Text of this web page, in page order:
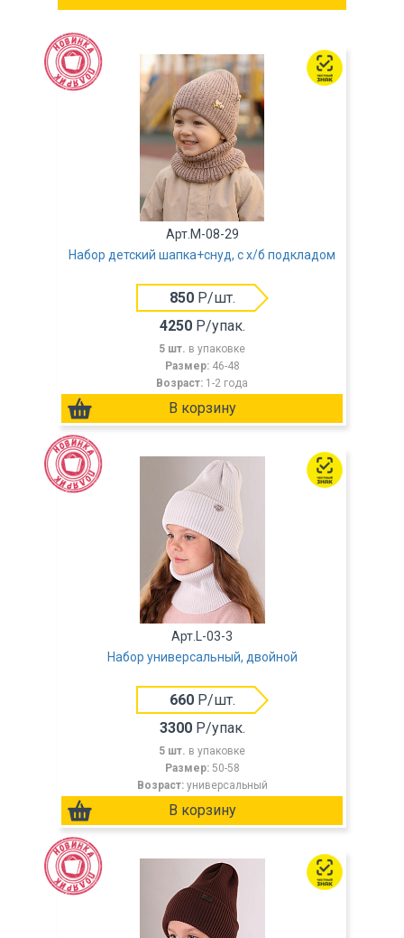
Арт.M-08-29
Набор детский шапка+снуд, с х/б подкладом
850Р/шт.
4250Р/упак.
5 шт. в упаковке
Размер: 46-48
Возраст: 1-2 года
Арт.L-03-3
Набор универсальный, двойной
660Р/шт.
3300Р/упак.
5 шт. в упаковке
Размер: 50-58
Возраст: универсальный